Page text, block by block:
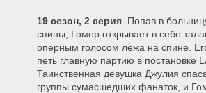
1908 – Похороны
1909 – Вечное
Симпсона
19 сезон, 2 серия . Попав в
спины, Гомер открывает в себе
оперным голосом лежа на спине.
петь главную партию в постановке
Таинственная девушка Джулия
группы сумасшедших фанаток, и